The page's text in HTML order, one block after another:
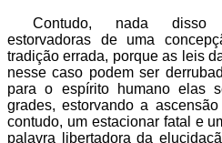
Contudo, nada disso
estorvadoras de uma
tradição errada, porque as leis
nesse caso podem ser
para o espírito humano elas
grades, estorvando a
contudo, um estacionar fatal e
palavra libertadora da